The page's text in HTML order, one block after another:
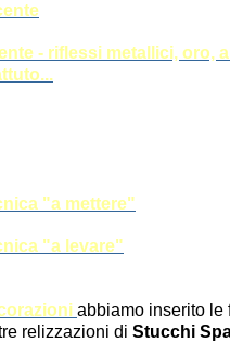
- riflessi metallici, oro,
"a mettere"
"a levare"
abbiamo inserito le
relizzazioni di Stucchi